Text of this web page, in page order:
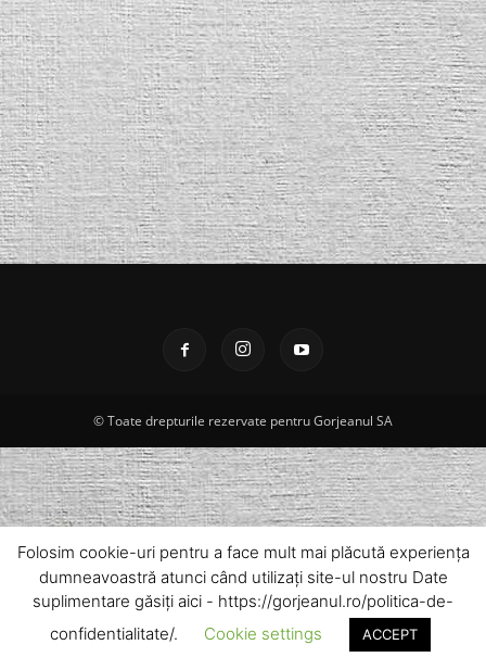
© Toate drepturile rezervate pentru Gorjeanul SA
Folosim cookie-uri pentru a face mult mai plăcută experiența
dumneavoastră atunci când utilizați site-ul nostru Date
suplimentare găsiți aici - https://gorjeanul.ro/politica-de-
confidentialitate/.
Cookie settings ACCEPT